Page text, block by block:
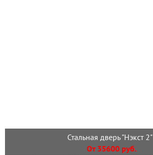
Стальная дверь "Нэкст 2"
От 35600 руб.